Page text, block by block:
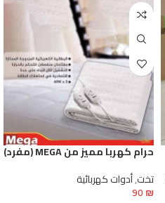
حرام كهربا مميز من MEGA (مفرد)
تخت,أدوات كهربائية
90₪